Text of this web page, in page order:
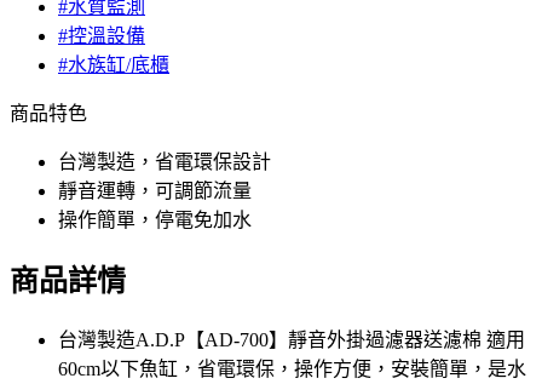
#水質監測
#控溫設備
#水族缸/底櫃
商品特色
台灣製造，省電環保設計
靜音運轉，可調節流量
操作簡單，停電免加水
商品詳情
台灣製造A.D.P【AD-700】靜音外掛過濾器送濾棉 適用
60cm以下魚缸，省電環保，操作方便，安裝簡單，是水